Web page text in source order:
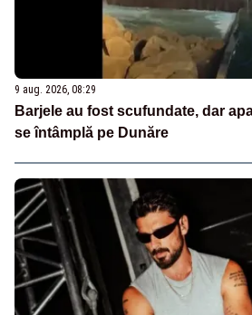
9 aug. 2026, 08:29
Barjele au fost scufundate, dar
se întâmplă pe Dunăre